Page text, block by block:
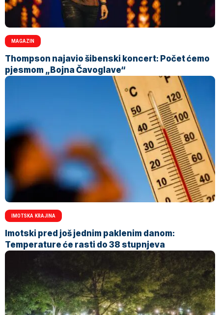
MAGAZIN
Thompson najavio šibenski koncert: Počet ćemo
pjesmom „Bojna Čavoglave“
IMOTSKA KRAJINA
Imotski pred još jednim paklenim danom:
Temperature će rasti do 38 stupnjeva